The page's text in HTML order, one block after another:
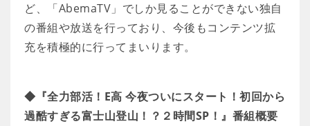
ど、「AbemaTV」でしか見ることができない独自
の番組や放送を行っており、今後もコンテンツ拡
充を積極的に行ってまいります。
◆『全力部活！E高 今夜ついにスタート！初回から
過酷すぎる富士山登山！？２時間SP！』番組概要